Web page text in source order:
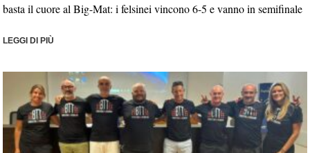
basta il cuore al Big-Mat: i felsinei vincono 6-5 e vanno in semifinale
LEGGI DI PIÙ